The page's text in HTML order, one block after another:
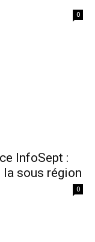
0
InfoSept :
la sous région
0